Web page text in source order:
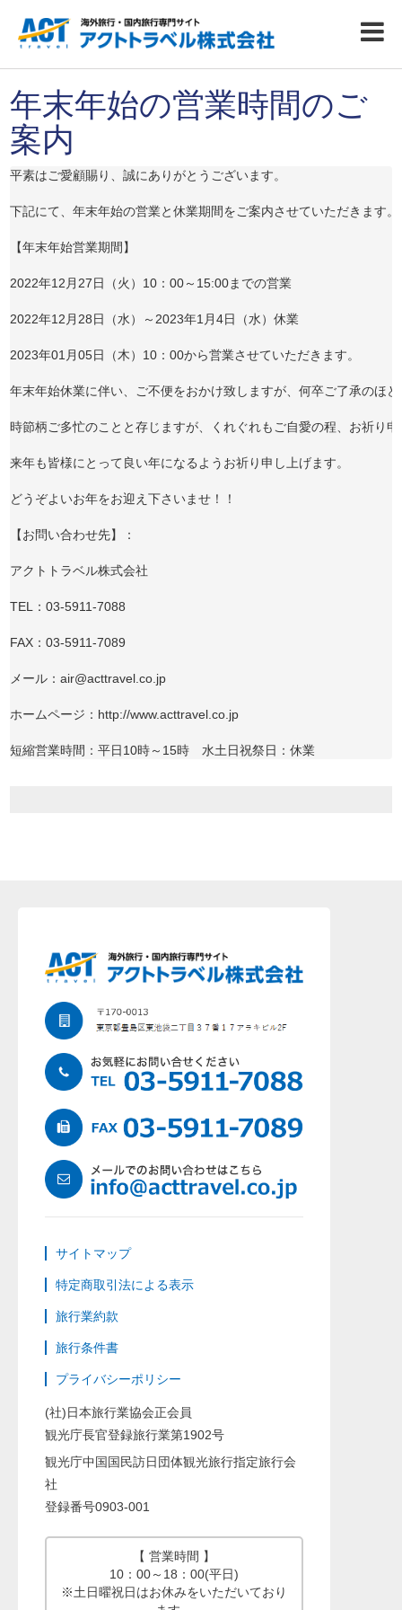
年末年始の営業時間のご
案内
平素はご愛顧賜り、誠にありがとうございます。
下記にて、年末年始の営業と休業期間をご案内させていただきます。
【年末年始営業期間】
2022年12月27日（火）10：00～15:00までの営業
2022年12月28日（水）～2023年1月4日（水）休業
2023年01月05日（木）10：00から営業させていただきます。
年末年始休業に伴い、ご不便をおかけ致しますが、何卒ご了承のほ
時節柄ご多忙のことと存じますが、くれぐれもご自愛の程、お祈り
来年も皆様にとって良い年になるようお祈り申し上げます。
どうぞよいお年をお迎え下さいませ！！
【お問い合わせ先】：
アクトトラベル株式会社
TEL：03-5911-7088
FAX：03-5911-7089
メール：air@acttravel.co.jp
ホームページ：http://www.acttravel.co.jp
短縮営業時間：平日10時～15時　水土日祝祭日：休業
サイトマップ
特定商取引法による表示
旅行業約款
旅行条件書
プライバシーポリシー
(社)日本旅行業協会正会員
観光庁長官登録旅行業第1902号
観光庁中国国民訪日団体観光旅行指定旅行会
社
登録番号0903-001
【 営業時間 】
10：00～18：00(平日)
※土日曜祝日はお休みをいただいており